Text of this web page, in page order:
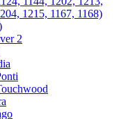
1215, 1167, 1168)
2